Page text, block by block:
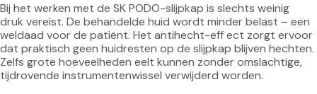
Bij het werken met de SK PODO-slijpkap is slechts weinig
druk vereist. De behandelde huid wordt minder belast – een
weldaad voor de patiënt. Het antihecht-eff ect zorgt ervoor
dat praktisch geen huidresten op de slijpkap blijven hechten.
Zelfs grote hoeveelheden eelt kunnen zonder omslachtige,
tijdrovende instrumentenwissel verwijderd worden.